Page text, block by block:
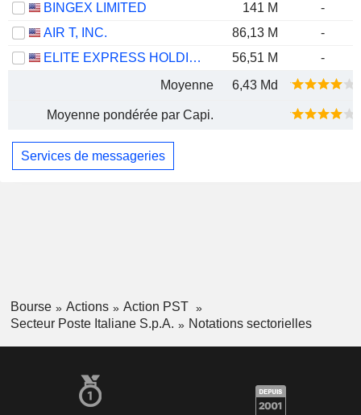
BINGEX LIMITED
141 M
-
AIR T, INC.
86,13 M
-
ELITE EXPRESS HOLDING INC.
56,51 M
-
Moyenne
6,43 Md
Moyenne pondérée par Capi.
Services de messageries
Bourse Actions
Action PST
Secteur Poste Italiane S.p.A.
Notations sectorielles